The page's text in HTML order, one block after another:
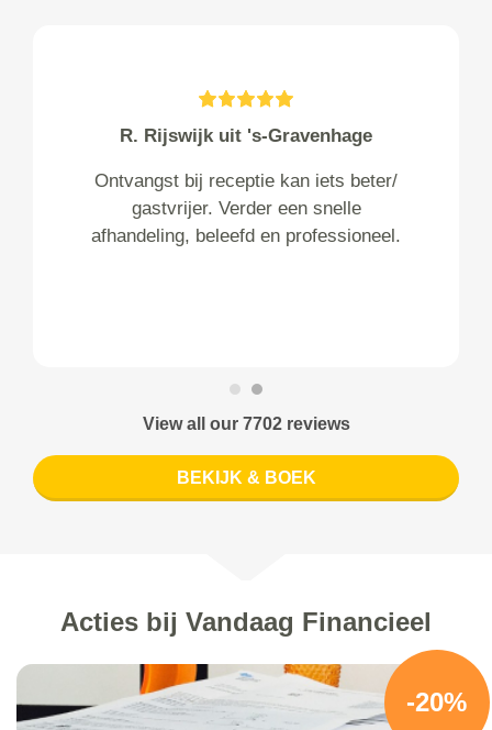
R. Rijswijk uit 's-Gravenhage
Ontvangst bij receptie kan iets beter/
gastvrijer. Verder een snelle
afhandeling, beleefd en professioneel.
View all our 7702 reviews
BEKIJK & BOEK
Acties bij Vandaag Financieel
-20%